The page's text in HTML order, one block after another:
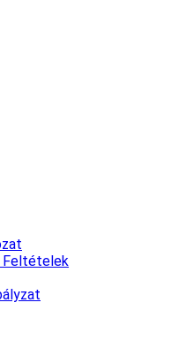
Feltételek